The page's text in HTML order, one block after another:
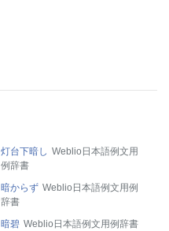
灯台下暗し Weblio日本語例文用
例辞書
暗からず Weblio日本語例文用例
辞書
暗碧 Weblio日本語例文用例辞書